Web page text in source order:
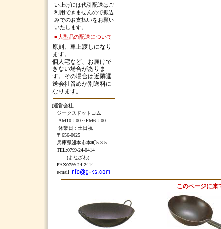
い上げには代引配送はご
利用できませんので振込
みでのお支払いをお願い
いたします。
■大型品の配送について
原則、車上渡しになり
ます。
個人宅など、お届けで
きない場合がありま
す。その場合は近隣運
送会社留めか別送料に
なります。
[運営会社]
ジークスドットコム
AM10：00～PM6：00
休業日：土日祝
〒656-0025
兵庫県洲本市本町5-3-5
TEL:0799-24-0414
(よねざわ)
FAX0799-24-2414
e-mail
このページに来